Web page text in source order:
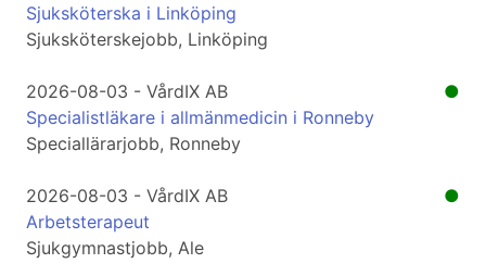
Sjuksköterska i Linköping
Sjuksköterskejobb, Linköping
●
2026-08-03 - VårdIX AB
Specialistläkare i allmänmedicin i Ronneby
Speciallärarjobb, Ronneby
●
2026-08-03 - VårdIX AB
Arbetsterapeut
Sjukgymnastjobb, Ale